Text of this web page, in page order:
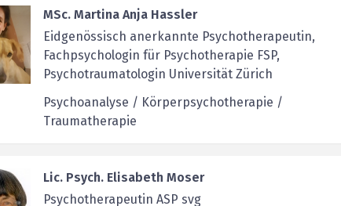
MSc. Martina Anja Hassler
Eidgenössisch anerkannte Psychotherapeutin,
Fachpsychologin für Psychotherapie FSP,
Psychotraumatologin Universität Zürich
Psychoanalyse / Körperpsychotherapie /
Traumatherapie
Lic. Psych. Elisabeth Moser
Psychotherapeutin ASP svg